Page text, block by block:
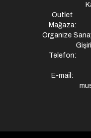
Outlet
Mağaza:
Organize
Telefon:
E-mail: